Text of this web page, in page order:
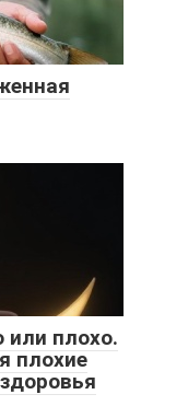
или плохо.
плохие